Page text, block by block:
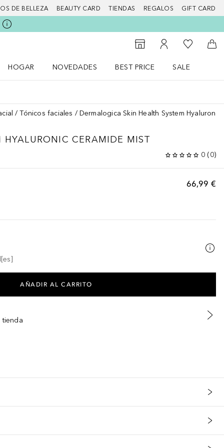
DE BELLEZA BEAUTY CARD TIENDAS REGALOS GIFT CARD
Al Storefinder
Mi cuenta
Mi lista de
A
HOGAR
NOVEDADES
BEST PRICE
SALE
Tónicos faciales Dermalogica Skin Health System
HYALURONIC CERAMIDE MIST
0 (0)
66,99 €
AÑADIR AL CARRITO
tienda